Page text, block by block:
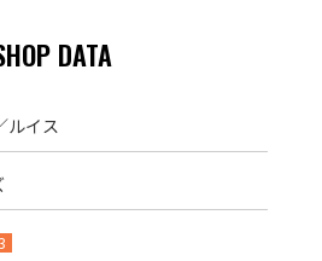
DATA
ルイス